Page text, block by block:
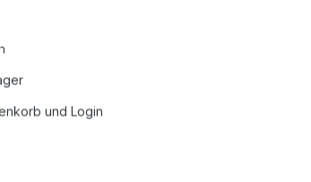
und Login